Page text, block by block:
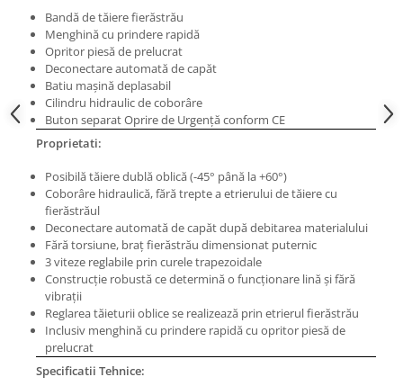
Masini de slefuit cutite de gravat
Masini de tesit
Masini pentru slefuit tevi
Masini universale de ascutit
Polizoare de banc
Masini de filetat
Masini pneumatice de filetat
Masini electrice de filetat
Exhaustor pentru aschii metal
Masini de gaurit cu talpa
magnetica
Instalatii de spalare a pieselor
Accesorii prelucrare metal
Universale de strung si accesorii
pentru strunguri
Falci pentru 3 bacuri PS3/ PO3
Bandă de tăiere fierăstrău
Menghină cu prindere rapidă
Opritor piesă de prelucrat
Deconectare automată de capăt
Batiu maşină deplasabil
Cilindru hidraulic de coborâre
Buton separat Oprire de Urgenţă conform CE
Proprietati:
Posibilă tăiere dublă oblică (-45° până la +60°)
Coborâre hidraulică, fără trepte a etrierului de tăiere cu
fierăstrăul
Deconectare automată de capăt după debitarea materialului
Fără torsiune, braţ fierăstrău dimensionat puternic
3 viteze reglabile prin curele trapezoidale
Construcţie robustă ce determină o funcţionare lină şi fără
vibraţii
Reglarea tăieturii oblice se realizează prin etrierul fierăstrău
Inclusiv menghină cu prindere rapidă cu opritor piesă de
prelucrat
Specificatii Tehnice: